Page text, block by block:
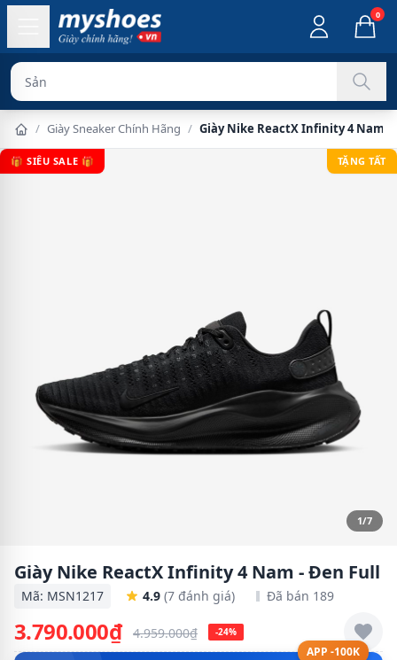
0
Sản phẩm chính
/ Giày Sneaker Chính Hãng / Giày Nike ReactX Infinity 4 Nam -
🎁 SIÊU SALE 🎁 TẶNG TẤT
1/7
Giày Nike ReactX Infinity 4 Nam - Đen Full
Mã: MSN1217 4.9 (7 đánh giá) Đã bán 189
3.790.000₫ 4.959.000₫ -24%
APP -100K